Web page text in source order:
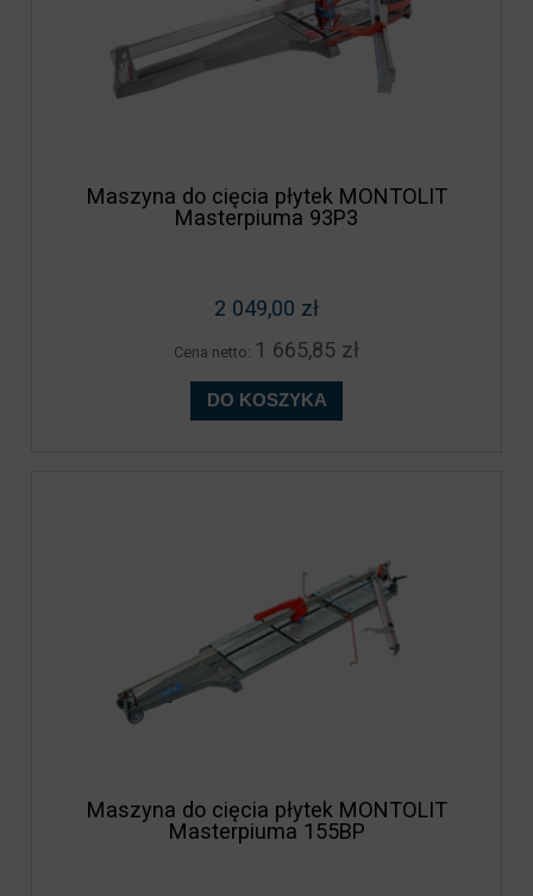
Maszyna do cięcia płytek MONTOLIT
Masterpiuma 93P3
2 049,00 zł
Cena netto: 1 665,85 zł
DO KOSZYKA
Maszyna do cięcia płytek MONTOLIT
Masterpiuma 155BP